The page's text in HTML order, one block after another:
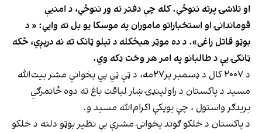
او تلاشۍ پرته ننوځي. کله چې دفتر ته ور ننوځي، د امنیې
قوماندانۍ او استخباراتو ماموران په موسکا یو بل ته وايي: « د
بوټو قاتل راغی». د ده موټر هیڅکله د تېلو ټانک ته نه درېږي، ځکه
ټانکۍ یې د طالبانو په امر هر وخت ډکه وي.
د ۲۰۰۷ کال د ډسمبر پر۲۷مه، د ټي ټي پي پخواني مشر بیت‌الله
مسید د پاکستان د راولپنډۍ ښار لیاقت باغ ته دوه ځانمرګي
بریدګر واستول ، چې یوپکې اکرام‌الله مسید و.
د پاکستان د خلکو ګوند پخوانۍ مشرې بې نظیر بوټو دلته د خلکو